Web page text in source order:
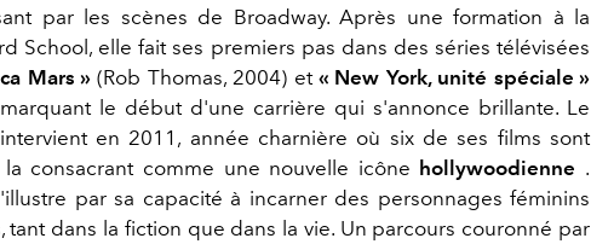
par les scènes de Broadway. Après une formation à la
School, elle fait ses premiers pas dans des séries télévisées
Mars » (Rob Thomas, 2004) et« New York, unité spéciale »
le début d'une carrière qui s'annonce brillante. Le
en 2011, année charnière où six de ses films sont
consacrant comme une nouvelle icône hollywoodienne .
par sa capacité à incarner des personnages féminins
tant dans la fiction que dans la vie. Un parcours couronné par